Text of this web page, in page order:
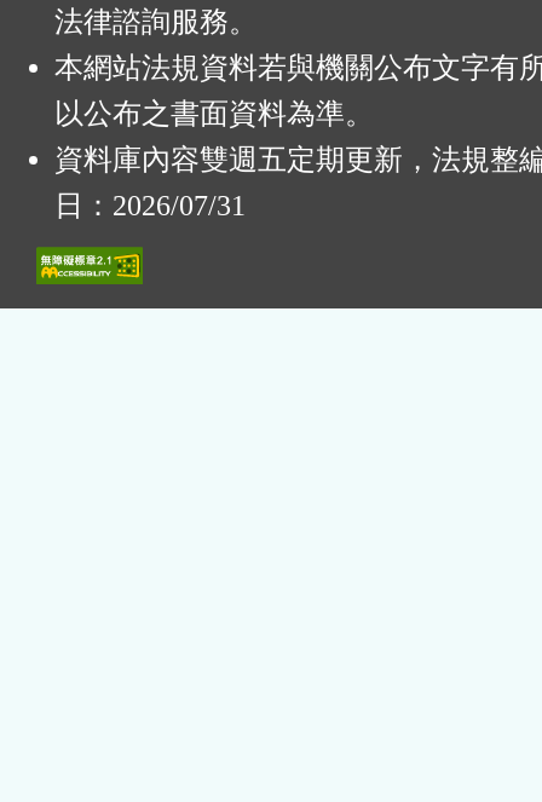
法律諮詢服務。
本網站法規資料若與機關公布文字有
以公布之書面資料為準。
資料庫內容雙週五定期更新，法規整
日：2026/07/31